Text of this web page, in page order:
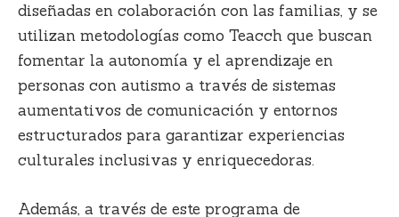
diseñadas en colaboración con las familias, y se
utilizan metodologías como Teacch que buscan
fomentar la autonomía y el aprendizaje en
personas con autismo a través de sistemas
aumentativos de comunicación y entornos
estructurados para garantizar experiencias
culturales inclusivas y enriquecedoras.
Además, a través de este programa de